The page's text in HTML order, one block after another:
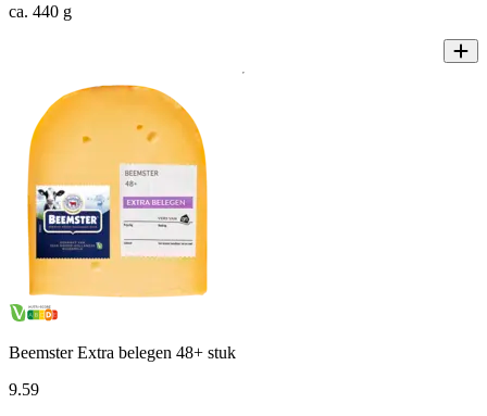
ca. 440 g
Beemster Extra belegen 48+ stuk
9.59